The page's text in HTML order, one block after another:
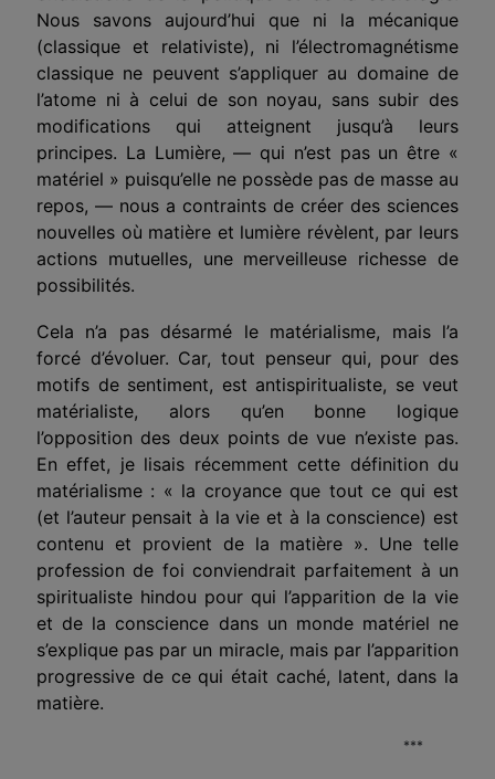
Nous savons aujourd’hui que ni la mécanique
(classique et relativiste), ni l’électromagnétisme
classique ne peuvent s’appliquer au domaine de
l’atome ni à celui de son noyau, sans subir des
modifications qui atteignent jusqu’à leurs
principes. La Lumière, — qui n’est pas un être «
matériel » puisqu’elle ne possède pas de masse au
repos, — nous a contraints de créer des sciences
nouvelles où matière et lumière révèlent, par leurs
actions mutuelles, une merveilleuse richesse de
possibilités.
Cela n’a pas désarmé le matérialisme, mais l’a
forcé d’évoluer. Car, tout penseur qui, pour des
motifs de sentiment, est antispiritualiste, se veut
matérialiste, alors qu’en bonne logique
l’opposition des deux points de vue n’existe pas.
En effet, je lisais récemment cette définition du
matérialisme : « la croyance que tout ce qui est
(et l’auteur pensait à la vie et à la conscience) est
contenu et provient de la matière ». Une telle
profession de foi conviendrait parfaitement à un
spiritualiste hindou pour qui l’apparition de la vie
et de la conscience dans un monde matériel ne
s’explique pas par un miracle, mais par l’apparition
progressive de ce qui était caché, latent, dans la
matière.
***